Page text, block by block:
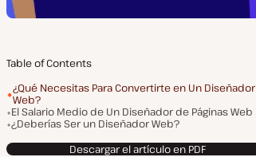
Table of Contents
¿Qué Necesitas Para Convertirte en Un Diseñador
Web?
El Salario Medio de Un Diseñador de Páginas Web
¿Deberías Ser un Diseñador Web?
Descargar el artículo en PDF